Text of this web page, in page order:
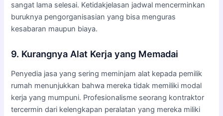
sangat lama selesai. Ketidakjelasan jadwal mencerminkan
buruknya pengorganisasian yang bisa menguras
kesabaran maupun biaya.
9. Kurangnya Alat Kerja yang Memadai
Penyedia jasa yang sering meminjam alat kepada pemilik
rumah menunjukkan bahwa mereka tidak memiliki modal
kerja yang mumpuni. Profesionalisme seorang kontraktor
tercermin dari kelengkapan peralatan yang mereka miliki